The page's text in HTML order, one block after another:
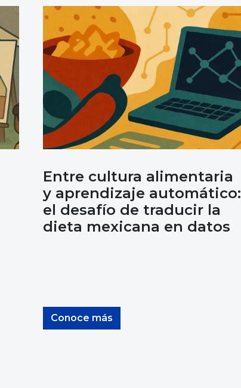
Entre cultura alimentaria
y aprendizaje automático:
el desafío de traducir la
dieta mexicana en datos
Conoce más